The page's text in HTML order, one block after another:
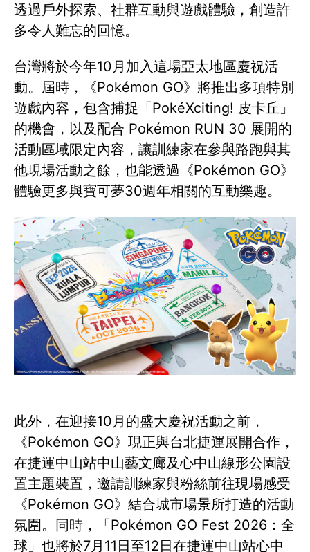
透過戶外探索、社群互動與遊戲體驗，創造許
多令人難忘的回憶。
台灣將於今年10月加入這場亞太地區慶祝活
動。屆時，《Pokémon GO》將推出多項特別
遊戲內容，包含捕捉「PokéXciting! 皮卡丘」
的機會，以及配合 Pokémon RUN 30 展開的
活動區域限定內容，讓訓練家在參與路跑與其
他現場活動之餘，也能透過《Pokémon GO》
體驗更多與寶可夢30週年相關的互動樂趣。
此外，在迎接10月的盛大慶祝活動之前，
《Pokémon GO》現正與台北捷運展開合作，
在捷運中山站中山藝文廊及心中山線形公園設
置主題裝置，邀請訓練家與粉絲前往現場感受
《Pokémon GO》結合城市場景所打造的活動
氛圍。同時，「Pokémon GO Fest 2026：全
球」也將於7月11日至12日在捷運中山站心中